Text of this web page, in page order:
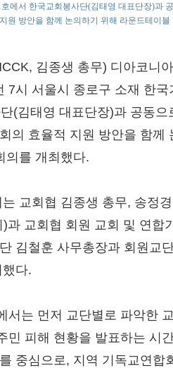
에서 한국교회봉사단(김태영 대표단장)과
원 방안을 함께 논의하기 위해 라운드테이블
김종생 총무) 디아코니
7시 서울시 종로구 소재 한국
(김태영 대표단장)과 공동으
의 효율적 지원 방안을 함께
의를 개최했다.
교회협 김종생 총무, 송정
과 교회협 회원 교회 및 연합
김철훈 사무총장과 회원교
다.
서는 먼저 교단별로 파악한
민 피해 현황을 발표하는 시
중심으로, 지역 기독교연합